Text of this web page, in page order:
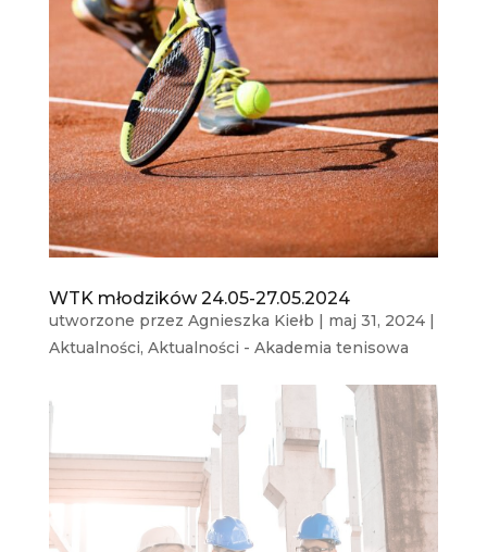
WTK młodzików 24.05-27.05.2024
utworzone przez Agnieszka Kiełb | maj 31, 2024|
Aktualności, Aktualności - Akademia tenisowa